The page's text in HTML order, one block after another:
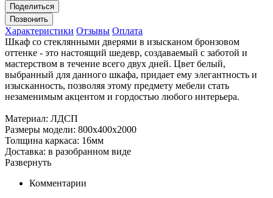
Поделиться
Позвонить
Характеристики Отзывы Оплата
Шкаф со стеклянными дверями в изысканом бронзовом
оттенке - это настоящий шедевр, создаваемый с заботой и
мастерством в течение всего двух дней. Цвет белый,
выбранный для данного шкафа, придает ему элегантность и
изысканность, позволяя этому предмету мебели стать
незаменимым акцентом и гордостью любого интерьера.
Материал: ЛДСП
Размеры модели: 800х400х2000
Толщина каркаса: 16мм
Доставка: в разобранном виде
Развернуть
Комментарии